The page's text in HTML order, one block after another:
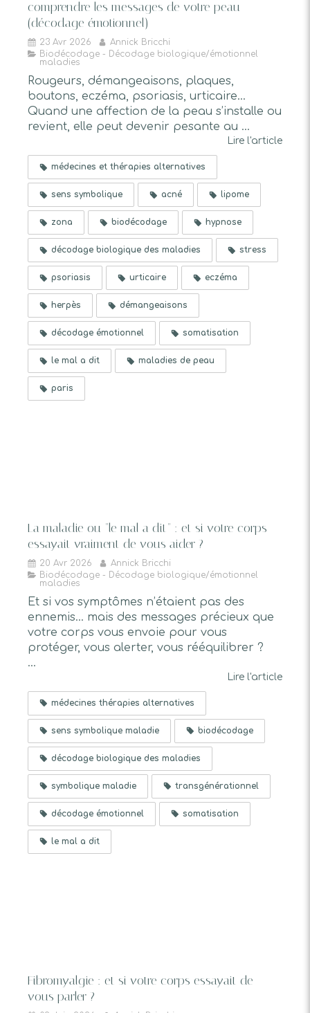
comprendre les messages de votre peau
(décodage émotionnel)
23 Avr 2026
Annick Bricchi
Biodécodage - Décodage biologique/émotionnel
maladies
Rougeurs, démangeaisons, plaques,
boutons, eczéma, psoriasis, urticaire…
Quand une affection de la peau s’installe ou
revient, elle peut devenir pesante au ...
Lire l'article
médecines et thérapies alternatives
sens symbolique acné lipome
zona biodécodage hypnose
décodage biologique des maladies stress
psoriasis urticaire eczéma
herpès démangeaisons
décodage émotionnel somatisation
le mal a dit maladies de peau
paris
La maladie ou "le mal a dit" : et si votre corps
essayait vraiment de vous aider ?
20 Avr 2026
Annick Bricchi
Biodécodage - Décodage biologique/émotionnel
maladies
Et si vos symptômes n’étaient pas des
ennemis… mais des messages précieux que
votre corps vous envoie pour vous
protéger, vous alerter, vous rééquilibrer ?
...
Lire l'article
médecines thérapies alternatives
sens symbolique maladie biodécodage
décodage biologique des maladies
symbolique maladie transgénérationnel
décodage émotionnel somatisation
le mal a dit
Fibromyalgie : et si votre corps essayait de
vous parler ?